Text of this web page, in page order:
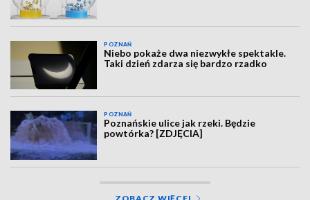
POZNAŃ
Niebo pokaże dwa niezwykłe spektakle.
Taki dzień zdarza się bardzo rzadko
POZNAŃ
Poznańskie ulice jak rzeki. Będzie
powtórka? [ZDJĘCIA]